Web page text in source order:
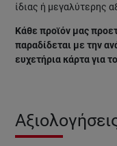
ίδιας ή μεγαλύτερης
Κάθε προϊόν μας
παραδίδεται με την
ευχετήρια κάρτα για